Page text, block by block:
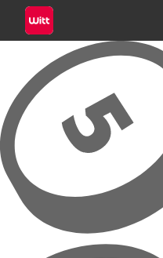
Přeskočit na hlavní obsah